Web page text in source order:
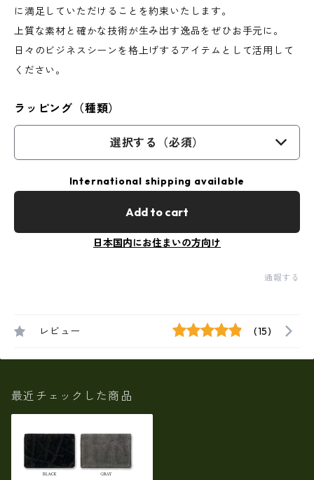
に満足していただけることを約束いたします。
上質な素材と確かな技術が生み出す逸品をぜひお手元に。
日々のビジネスシーンを格上げするアイテムとして活用して
ください。
ラッピング（種類）
選択する（必須）
International shipping available
Add to cart
日本国内にお住まいの方向け
通報する
レビュー (15)
最近チェックした商品